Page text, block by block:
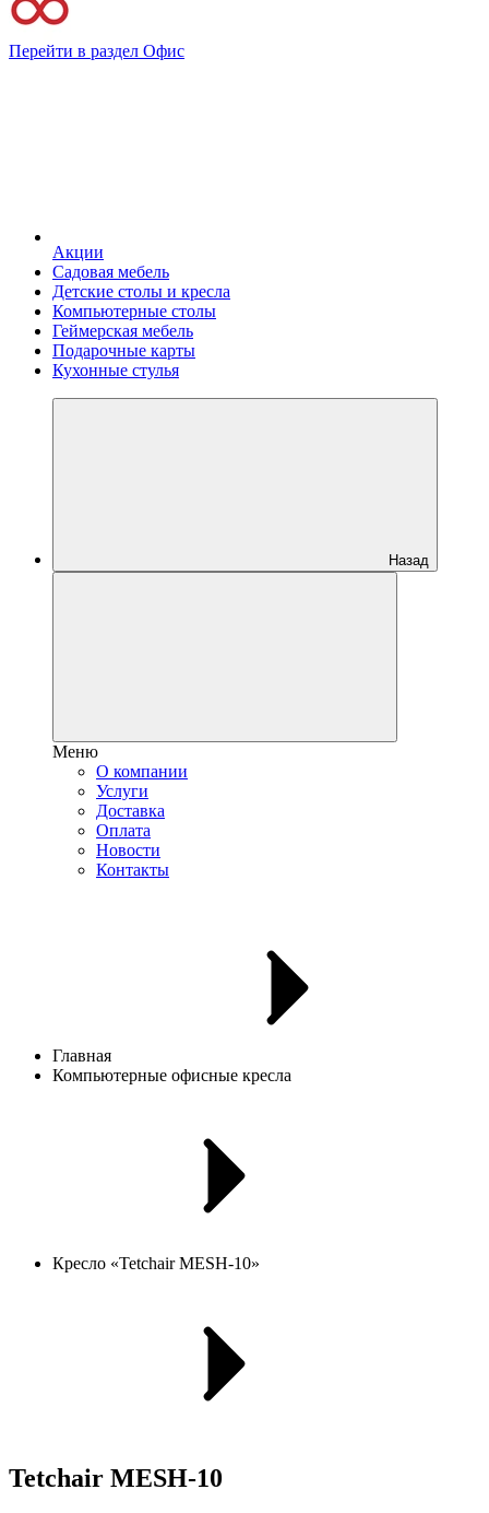
Перейти в раздел Офис
Акции
Садовая мебель
Детские столы и кресла
Компьютерные столы
Геймерская мебель
Подарочные карты
Кухонные стулья
Назад
Меню
О компании
Услуги
Доставка
Оплата
Новости
Контакты
Главная
Компьютерные офисные кресла
Кресло «Tetchair MESH-10»
Tetchair MESH-10